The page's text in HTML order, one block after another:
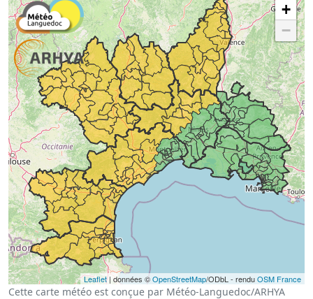
+
−
Leaflet| données ©OpenStreetMap/ODbL - renduOSM France
Cette carte météo est conçue par Météo-Languedoc/ARHYA